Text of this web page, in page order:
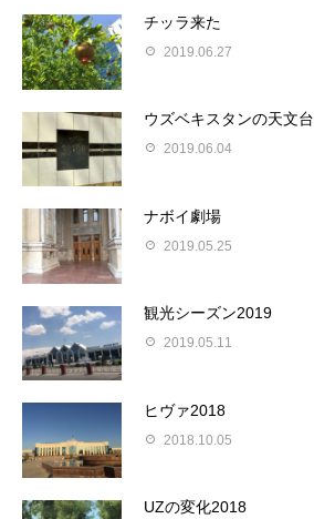
チッラ来た
2019.06.27
ウズベキスタンの天文台
2019.06.04
ナボイ劇場
2019.05.25
観光シーズン2019
2019.05.11
ヒヴァ2018
2018.10.05
UZの変化2018